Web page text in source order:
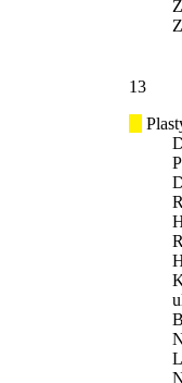
13